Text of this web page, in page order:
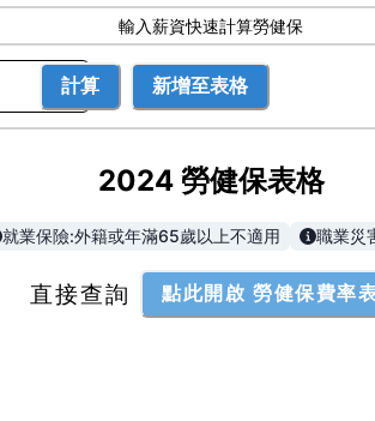
輸入薪資快速計算勞健保
計算 新增至表格
2024勞健保表格
就業保險:外籍或年滿65歲以上不適用 職業災
直接查詢 點此開啟 勞健保費率